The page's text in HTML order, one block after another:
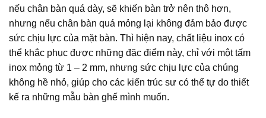
nếu chân bàn quá dày, sẽ khiến bàn trở nên thô hơn,
nhưng nếu chân bàn quá mỏng lại không đảm bảo được
sức chịu lực của mặt bàn. Thì hiện nay, chất liệu inox có
thể khắc phục được những đặc điểm này, chỉ với một tấm
inox mỏng từ 1 – 2 mm, nhưng sức chịu lực của chúng
không hề nhỏ, giúp cho các kiến trúc sư có thể tự do thiết
kế ra những mẫu bàn ghế mình muốn.